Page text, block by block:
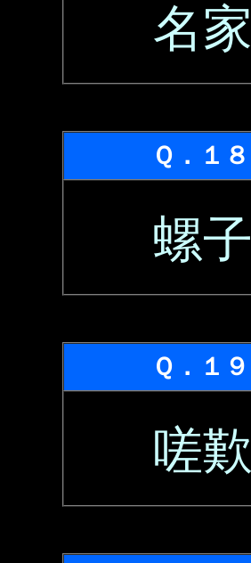
名家
Ｑ．１８
螺子
Ｑ．１９
嗟歎